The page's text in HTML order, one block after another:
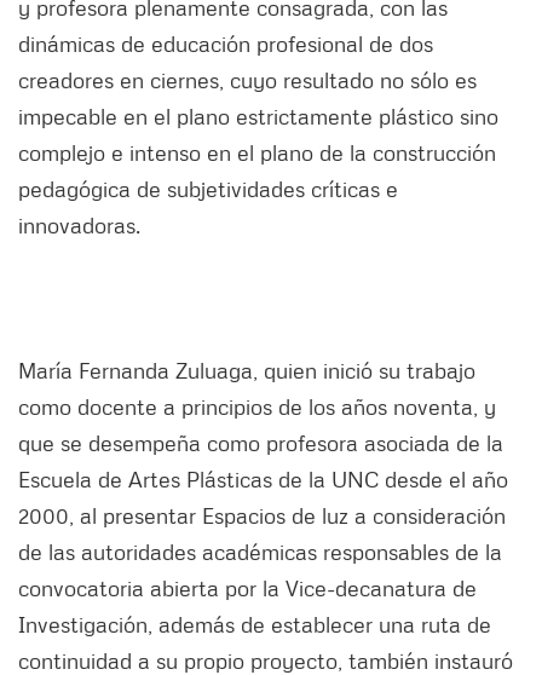
y profesora plenamente consagrada, con las
dinámicas de educación profesional de dos
creadores en ciernes, cuyo resultado no sólo es
impecable en el plano estrictamente plástico sino
complejo e intenso en el plano de la construcción
pedagógica de subjetividades críticas e
innovadoras.
María Fernanda Zuluaga, quien inició su trabajo
como docente a principios de los años noventa, y
que se desempeña como profesora asociada de la
Escuela de Artes Plásticas de la UNC desde el año
2000, al presentar Espacios de luz a consideración
de las autoridades académicas responsables de la
convocatoria abierta por la Vice-decanatura de
Investigación, además de establecer una ruta de
continuidad a su propio proyecto, también instauró